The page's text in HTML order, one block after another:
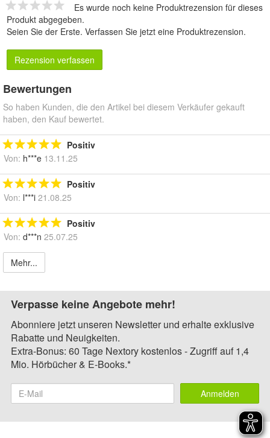
Es wurde noch keine Produktrezension für dieses
Produkt abgegeben.
Seien Sie der Erste. Verfassen Sie jetzt eine Produktrezension.
Rezension verfassen
Bewertungen
So haben Kunden, die den Artikel bei diesem Verkäufer gekauft
haben, den Kauf bewertet.
Positiv
Von: h***e 13.11.25
Positiv
Von: l***i 21.08.25
Positiv
Von: d***n 25.07.25
Mehr...
Verpasse keine Angebote mehr!
Abonniere jetzt unseren Newsletter und erhalte exklusive
Rabatte und Neuigkeiten.
Extra-Bonus: 60 Tage Nextory kostenlos - Zugriff auf 1,4
Mio. Hörbücher & E-Books.*
Anmelden